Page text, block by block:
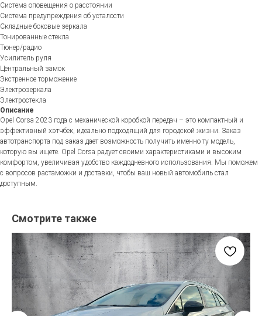
Система оповещения о расстоянии
Система предупреждения об усталости
Складные боковые зеркала
Тонированные стекла
Тюнер/радио
Усилитель руля
Центральный замок
Экстренное торможение
Электрозеркала
Электростекла
Описание
Opel Corsa 2023 года с механической коробкой передач – это компактный и
эффективный хэтчбек, идеально подходящий для городской жизни. Заказ
автотранспорта под заказ дает возможность получить именно ту модель,
которую вы ищете. Opel Corsa радует своими характеристиками и высоким
комфортом, увеличивая удобство каждодневного использования. Мы поможем
с вопросов растаможки и доставки, чтобы ваш новый автомобиль стал
доступным.
Смотрите также